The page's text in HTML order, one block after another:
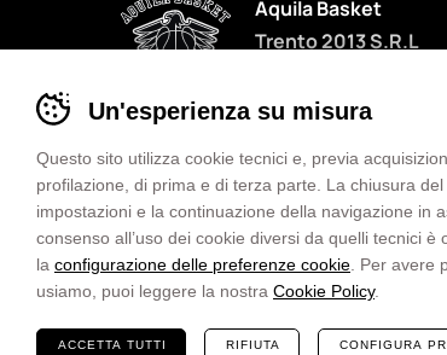
Aquila Basket
Trento 2013 S.R.L
Privacy Cookies
Preferenze cookie
Informativa Diritto d’Autore
Whistleblowing
Termini e condizioni
Dichiarazione di accessibilità
Website MADE IN CIMA
Banner
cookie
Basket
Impostare
preferenze
Un'esperienza su misura
Questo sito utilizza cookie tecnici e, previa
profilazione, di prima e di terza parte. La chiusura
impostazioni e la continuazione della navigazione in
consenso all’uso dei cookie diversi da quelli tecnici
la configurazione delle preferenze cookie . Per avere
usiamo, puoi leggere la nostra Cookie Policy.
ACCETTA TUTTI RIFIUTA CONFIGURA